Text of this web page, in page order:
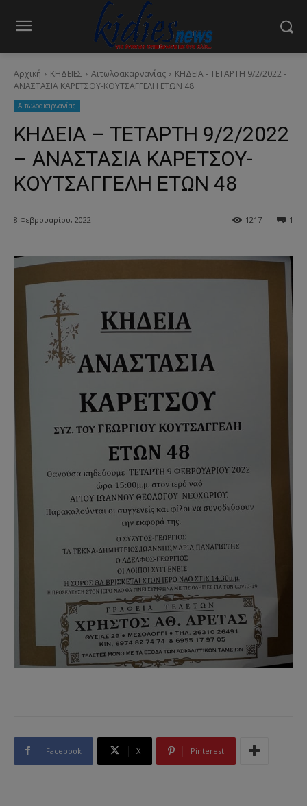
Αρχική ΚΗΔΕΙΕΣ Aιτωλοακαρνανίας
ΚΗΔΕΙΑ - ΤΕΤΑΡΤΗ 9/2/2022 -
ΑΝΑΣΤΑΣΙΑ ΚΑΡΕΤΣΟΥ-ΚΟΥΤΣΑΓΓΕΛΗ ΕΤΩΝ 48
Aιτωλοακαρνανίας
ΚΗΔΕΙΑ – ΤΕΤΑΡΤΗ 9/2/2022
– ΑΝΑΣΤΑΣΙΑ ΚΑΡΕΤΣΟΥ-
ΚΟΥΤΣΑΓΓΕΛΗ ΕΤΩΝ 48
8 Φεβρουαρίου, 2022 1
1217
Facebook X Pinterest